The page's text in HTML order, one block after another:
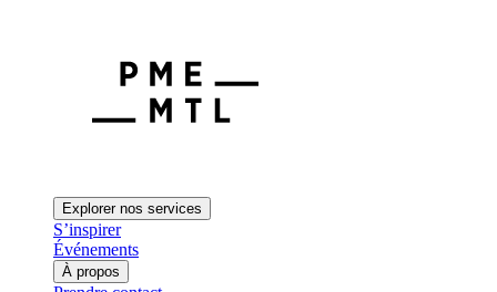
Explorer nos services
S’inspirer
Événements
À propos